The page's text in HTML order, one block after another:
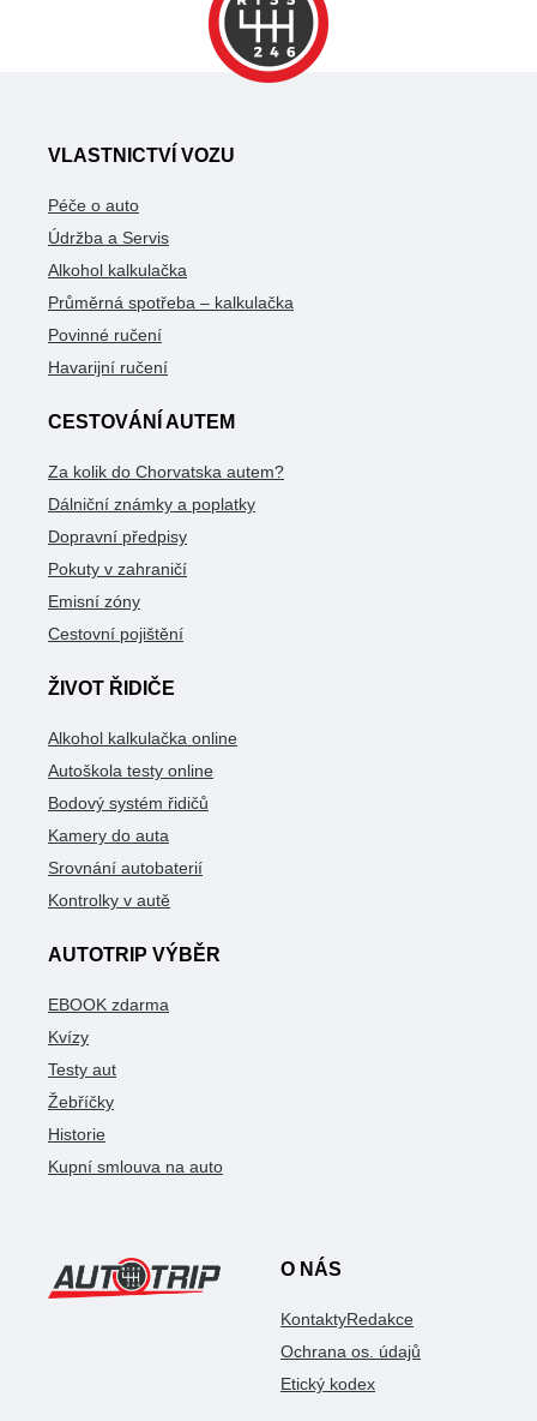
VLASTNICTVÍ VOZU
Péče o auto
Údržba a Servis
Alkohol kalkulačka
Průměrná spotřeba – kalkulačka
Povinné ručení
Havarijní ručení
CESTOVÁNÍ AUTEM
Za kolik do Chorvatska autem?
Dálniční známky a poplatky
Dopravní předpisy
Pokuty v zahraničí
Emisní zóny
Cestovní pojištění
ŽIVOT ŘIDIČE
Alkohol kalkulačka online
Autoškola testy online
Bodový systém řidičů
Kamery do auta
Srovnání autobaterií
Kontrolky v autě
AUTOTRIP VÝBĚR
EBOOK zdarma
Kvízy
Testy aut
Žebříčky
Historie
Kupní smlouva na auto
O NÁS
KontaktyRedakce
Ochrana os. údajů
Etický kodex